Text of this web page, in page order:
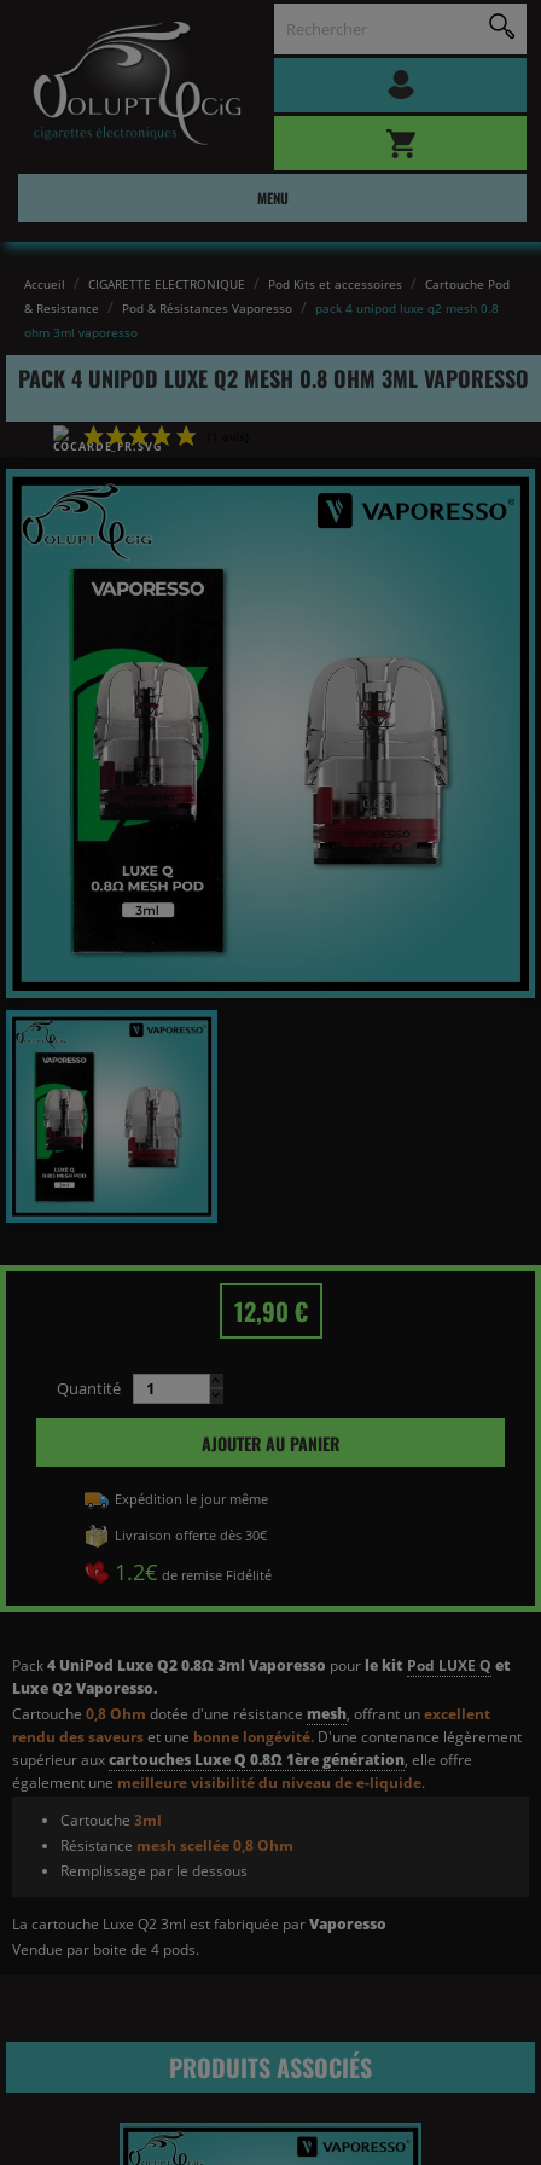
MENU
Accueil CIGARETTE ELECTRONIQUE Pod Kits et accessoires
Cartouche Pod
& Resistance
Pod & Résistances Vaporesso
pack 4 unipod luxe q2 mesh 0.8
ohm 3ml vaporesso
PACK 4 UNIPOD LUXE Q2 MESH 0.8 OHM 3ML VAPORESSO
Pack4 UniPod Luxe Q2 0.8Ω 3ml Vaporesso pour le kit Pod LUXE Q et
Luxe Q2 Vaporesso.
Cartouche 0,8 Ohm dotée d'une résistance mesh, offrant unexcellent
rendu des saveurset une bonne longévité. D'une contenance légèrement
supérieur auxcartouches Luxe Q 0.8Ω 1ère génération, elle offre
également une meilleure visibilité du niveau de e-liquide.
Cartouche 3ml
Résistance mesh scellée 0,8 Ohm
Remplissage par le dessous
La cartouche Luxe Q2 3ml est fabriquée parVaporesso
Vendue par boite de 4 pods.
12,90 €
Quantité
AJOUTER AU PANIER
Expédition le jour même
Livraison offerte dès 30€
1.2€ de remise Fidélité
PRODUITS ASSOCIÉS